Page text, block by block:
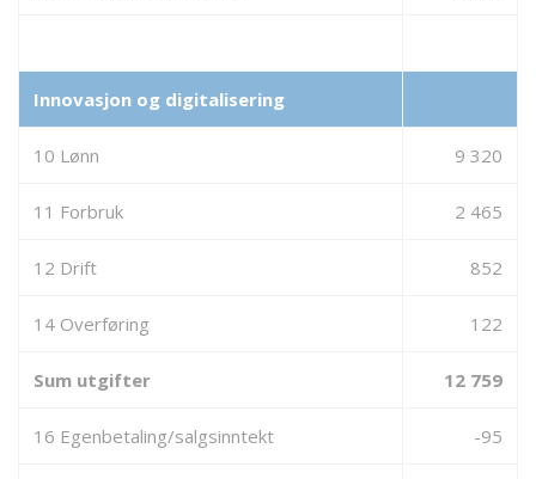
Innovasjon og digitalisering
10 Lønn 9 320
11 Forbruk 2 465
12 Drift 852
14 Overføring 122
Sum utgifter 12 759
16 Egenbetaling/salgsinntekt -95